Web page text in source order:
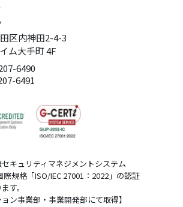
区内神田2-4-3
ム大手町 4F
6490
6491
キュリティマネジメントシステム
際規格「ISO/IEC 27001：2022」の認証
す。
ョン事業部・事業開発部にて取得】